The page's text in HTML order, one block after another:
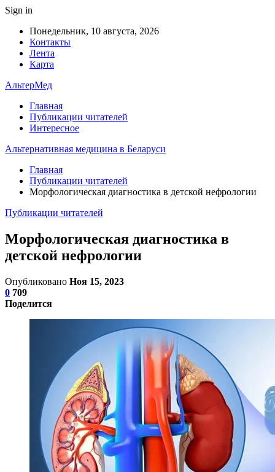
Sign in
Понедельник, 10 августа, 2026
Контакты
Лента
Карта
АльтерМед
Главная
Публикации читателей
Интересное
Альтернативная медицина в Беларуси
Главная
Публикации читателей
Морфологическая диагностика в детской нефрологии
Публикации читателей
Морфологическая диагностика в
детской нефрологии
Опубликовано Ноя 15, 2023
0 709
Поделится